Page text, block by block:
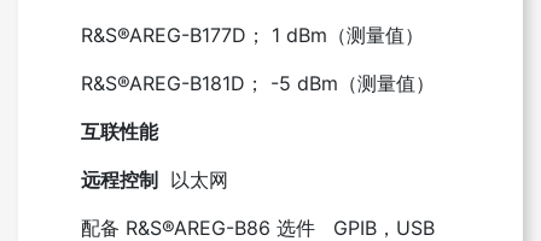
R&S®AREG-B177D； 1 dBm（测量值）
R&S®AREG-B181D； -5 dBm（测量值）
互联性能
远程控制 以太网
配备 R&S®AREG-B86 选件 GPIB，USB